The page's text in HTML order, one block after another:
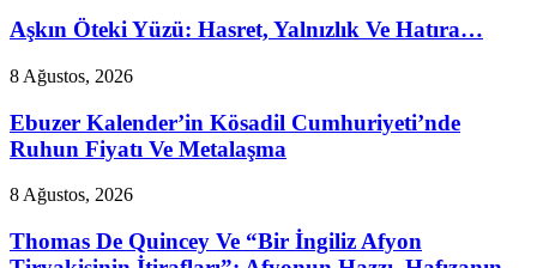
Aşkın Öteki Yüzü: Hasret, Yalnızlık Ve Hatıra…
8 Ağustos, 2026
Ebuzer Kalender’in Kösadil Cumhuriyeti’nde
Ruhun Fiyatı Ve Metalaşma
8 Ağustos, 2026
Thomas De Quincey Ve “Bir İngiliz Afyon